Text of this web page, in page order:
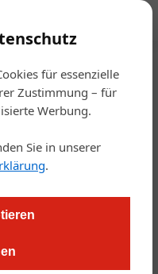
für essenzielle
Zustimmung – für
Werbung.
Sie in unserer
.
Volk
16.02.2023, 09:08 Uhr
Innenstadt. Mit dem